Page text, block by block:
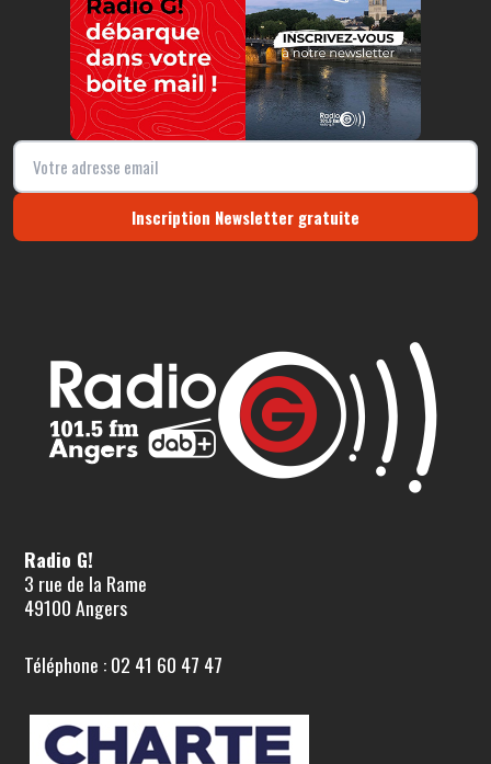
Inscription Newsletter gratuite
Radio G!
3 rue de la Rame
49100 Angers
Téléphone : 02 41 60 47 47